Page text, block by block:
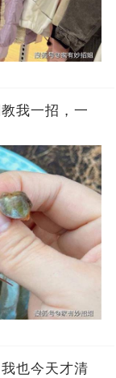
我一招，一
也今天才清